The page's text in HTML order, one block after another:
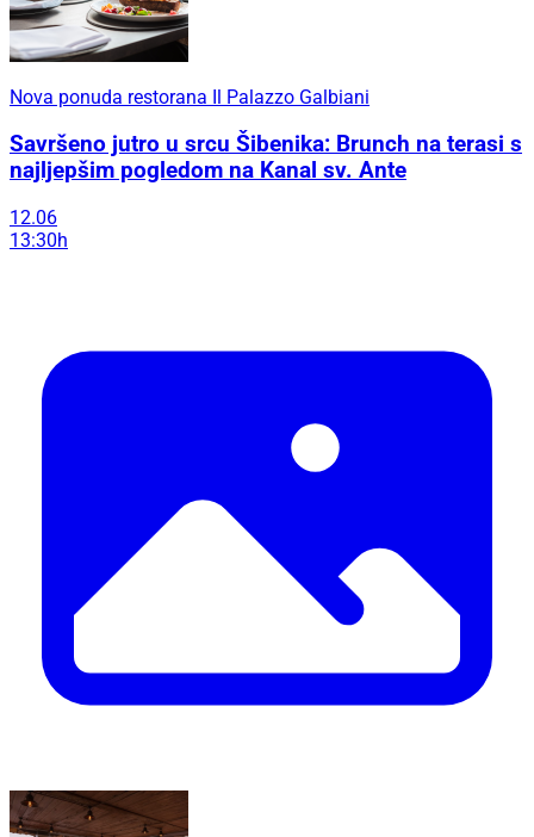
Nova ponuda restorana Il Palazzo Galbiani
Savršeno jutro u srcu Šibenika: Brunch na terasi s
najljepšim pogledom na Kanal sv. Ante
12.06
13:30h